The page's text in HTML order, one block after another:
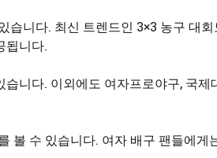
니다. 최신 트렌드인 3×3 농구 대
됩니다.
니다. 이외에도 여자프로야구, 국
수 있습니다. 여자 배구 팬들에